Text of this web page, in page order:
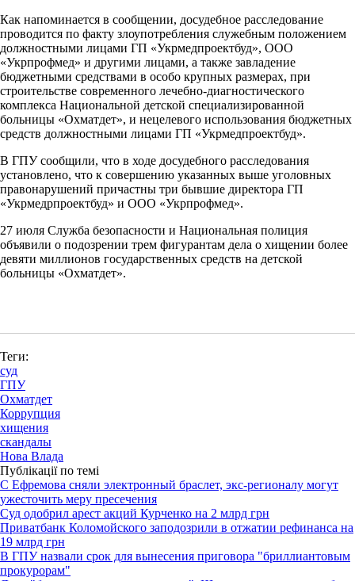
Как напоминается в сообщении, досудебное расследование
проводится по факту злоупотребления служебным положением
должностными лицами ГП «Укрмедпроектбуд», ООО
«Укрпрофмед» и другими лицами, а также завладение
бюджетными средствами в особо крупных размерах, при
строительстве современного лечебно-диагностического
комплекса Национальной детской специализированной
больницы «Охматдет», и нецелевого использования бюджетных
средств должностными лицами ГП «Укрмедпроектбуд».
В ГПУ сообщили, что в ходе досудебного расследования
установлено, что к совершению указанных выше уголовных
правонарушений причастны три бывшие директора ГП
«Укрмедрпроектбуд» и ООО «Укрпрофмед».
27 июля Служба безопасности и Национальная полиция
объявили о подозрении трем фигурантам дела о хищении более
девяти миллионов государственных средств на детской
больницы «Охматдет».
Теги:
суд
ГПУ
Охматдет
Коррупция
хищения
скандалы
Нова Влада
Публікації по темі
С Ефремова сняли электронный браслет, экс-регионалу могут
ужесточить меру пресечения
Суд одобрил арест акций Курченко на 2 млрд грн
Приватбанк Коломойского заподозрили в отжатии рефинанса на
19 млрд грн
В ГПУ назвали срок для вынесения приговора "бриллиантовым
прокурорам"